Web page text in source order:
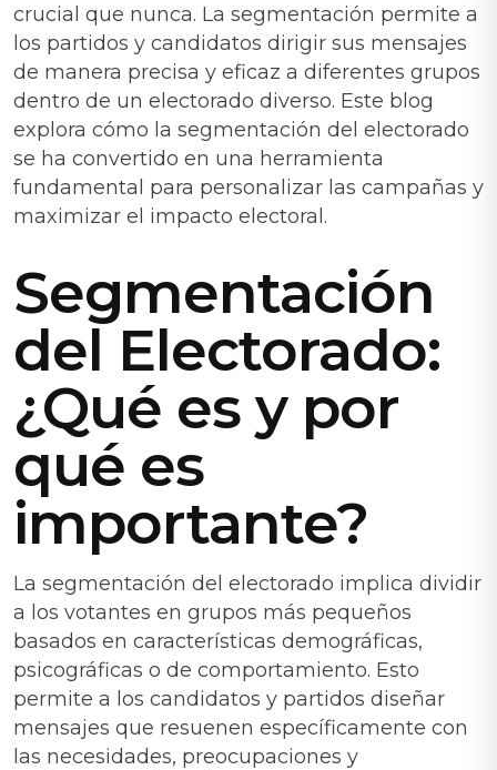
crucial que nunca. La segmentación permite a
los partidos y candidatos dirigir sus mensajes
de manera precisa y eficaz a diferentes grupos
dentro de un electorado diverso. Este blog
explora cómo la segmentación del electorado
se ha convertido en una herramienta
fundamental para personalizar las campañas y
maximizar el impacto electoral.
Segmentación
del Electorado:
¿Qué es y por
qué es
importante?
La segmentación del electorado implica dividir
a los votantes en grupos más pequeños
basados en características demográficas,
psicográficas o de comportamiento. Esto
permite a los candidatos y partidos diseñar
mensajes que resuenen específicamente con
las necesidades, preocupaciones y